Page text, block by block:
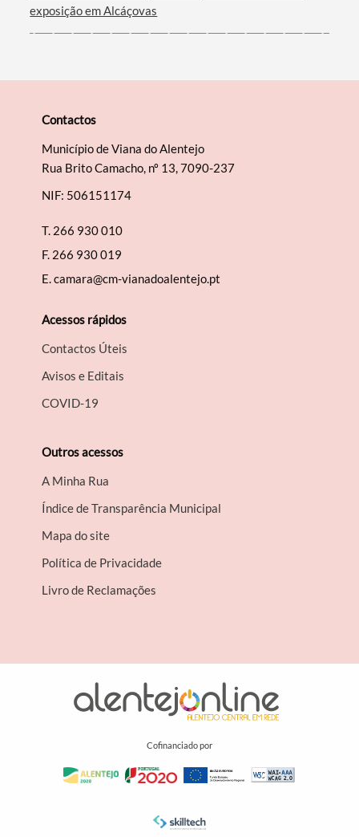
exposição em Alcáçovas
Contactos
Município de Viana do Alentejo
Rua Brito Camacho, nº 13, 7090-237
NIF: 506151174
T. 266 930 010
F. 266 930 019
E.camara@cm-vianadoalentejo.pt
Acessos rápidos
Contactos Úteis
Avisos e Editais
COVID-19
Outros acessos
A Minha Rua
Índice de Transparência Municipal
Mapa do site
Política de Privacidade
Livro de Reclamações
Cofinanciado por